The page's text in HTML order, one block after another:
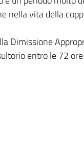
nella vita della
Dimissione
entro le 72